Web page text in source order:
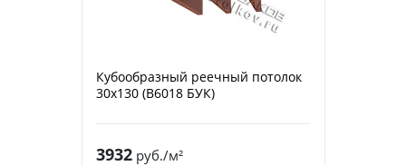
Кубообразный реечный потолок
30х130 (B6018 БУК)
3932руб./м²